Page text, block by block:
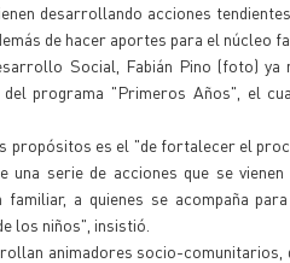
desarrollando acciones
de hacer aportes para el núcleo
Social, Fabián Pino (foto)
programa "Primeros Años", el
propósitos es el "de fortalecer el
una serie de acciones que se
a quienes se acompaña
los niños", insistió.
animadores socio-